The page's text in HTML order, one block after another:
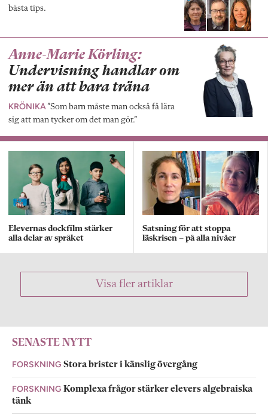
bästa tips.
Anne-Marie Körling:
Undervisning handlar om
mer än att bara träna
KRÖNIKA ”Som barn måste man också få lära
sig att man tycker om det man gör.”
Elevernas dockfilm stärker
alla delar av språket
Satsning för att stoppa
läskrisen – på alla nivåer
Visa fler artiklar
SENASTE NYTT
FORSKNING Stora brister i känslig övergång
FORSKNING Komplexa frågor stärker elevers algebraiska
tänk